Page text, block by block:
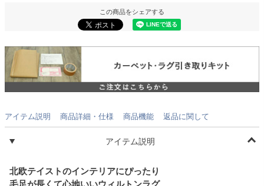
この商品をシェアする
アイテム説明 商品詳細・仕様 商品機能 返品に関して
アイテム説明
北欧テイストのインテリアにぴったり
毛足が長くて心地いいウィルトンラグ